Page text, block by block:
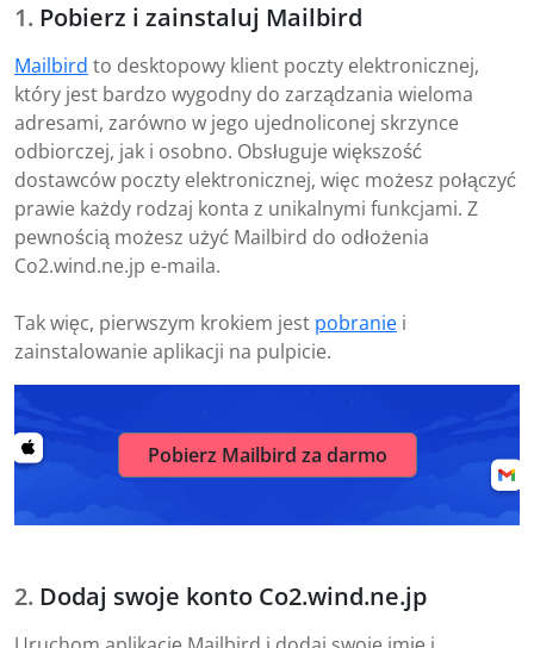
Pobierz i zainstaluj Mailbird
Mailbird to desktopowy klient poczty elektronicznej,
który jest bardzo wygodny do zarządzania wieloma
adresami, zarówno w jego ujednoliconej skrzynce
odbiorczej, jak i osobno. Obsługuje większość
dostawców poczty elektronicznej, więc możesz połączyć
prawie każdy rodzaj konta z unikalnymi funkcjami. Z
pewnością możesz użyć Mailbird do odłożenia
Co2.wind.ne.jp e-maila.
Tak więc, pierwszym krokiem jest pobranie i
zainstalowanie aplikacji na pulpicie.
Pobierz Mailbird za darmo
Dodaj swoje konto Co2.wind.ne.jp